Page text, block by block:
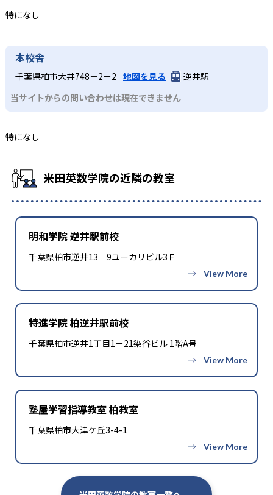
特になし
本校舎
千葉県柏市大井748－2－2 地図を見る
逆井駅
当サイトからの問い合わせは現在できません
特になし
米田英数学院の近隣の教室
明和学院 逆井駅前校
千葉県柏市逆井13－9ユーカリビル3Ｆ
特進学院 柏逆井駅前校
千葉県柏市逆井1丁目1－21染谷ビル 1階A号
塾屋学習指導教室 柏教室
千葉県柏市大津ケ丘3-4-1